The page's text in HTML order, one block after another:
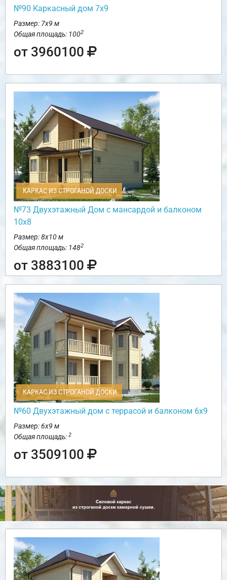
№90 Каркасный дом 7х9
Размер: 7х9 м
Общая площадь: 1002
от 3960100
КАРКАС ИЗ СТРОГАНОЙ ДОСКИ
№73 Двухэтажный Дом с мансардой и балконом
10х8
Размер: 8х10 м
Общая площадь: 1482
от 3883100
КАРКАС ИЗ СТРОГАНОЙ ДОСКИ
№60 Двухэтажный дом с террасой и балконом 6х9
Размер: 6х9 м
Общая площадь: 2
от 3509100